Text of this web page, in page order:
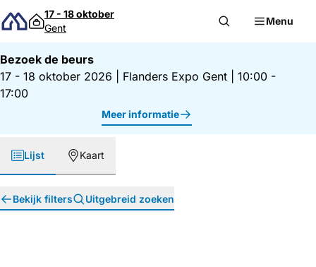
Direct naar inhoud
17 - 18 oktober
Gent
Menu
Bezoek de beurs
17 - 18 oktober 2026
Flanders Expo Gent
10:00 -
17:00
Meer informatie
Lijst Kaart
Bekijk filters Uitgebreid zoeken